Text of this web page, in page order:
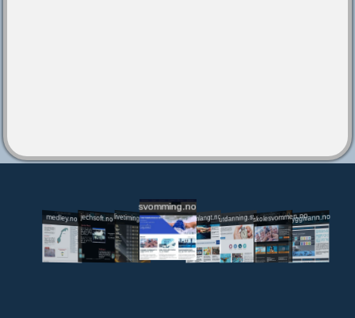
medley.no jechsoft.nolivetiming.medley.no
svomming.no
svomlangt.noutdanning.svomming.no
skolesvommen.notryggivann.no